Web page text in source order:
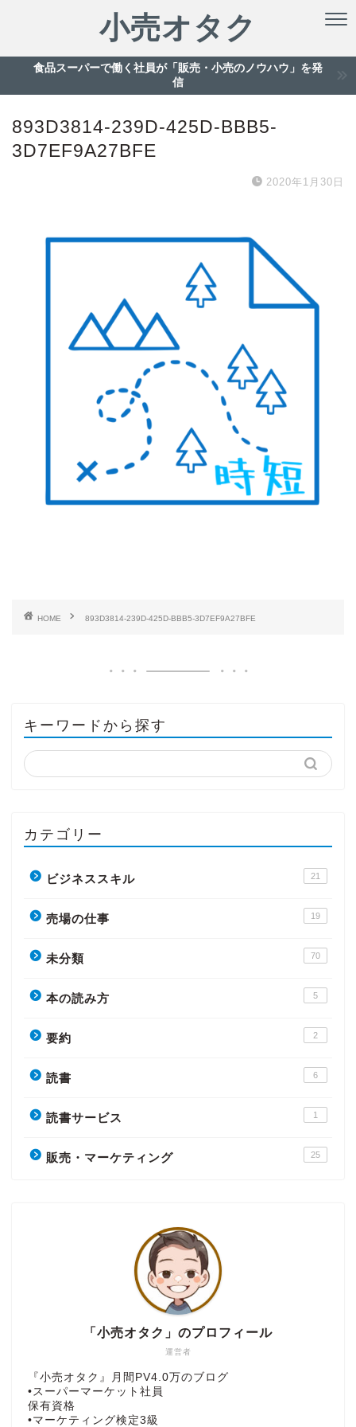
小売オタク
食品スーパーで働く社員が「販売・小売のノウハウ」を発
信
893D3814-239D-425D-BBB5-
3D7EF9A27BFE
2020年1月30日
HOME 893D3814-239D-425D-BBB5-3D7EF9A27BFE
キーワードから探す
カテゴリー
ビジネススキル 21
売場の仕事 19
未分類 70
本の読み方 5
要約 2
読書 6
読書サービス 1
販売・マーケティング 25
運営者
「小売オタク」のプロフィール
『小売オタク』月間PV4.0万のブログ
•スーパーマーケット社員
保有資格
•マーケティング検定3級